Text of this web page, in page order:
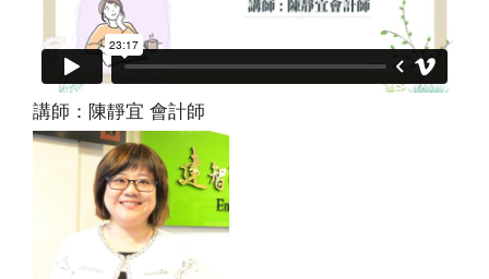
講師：陳靜宜 會計師